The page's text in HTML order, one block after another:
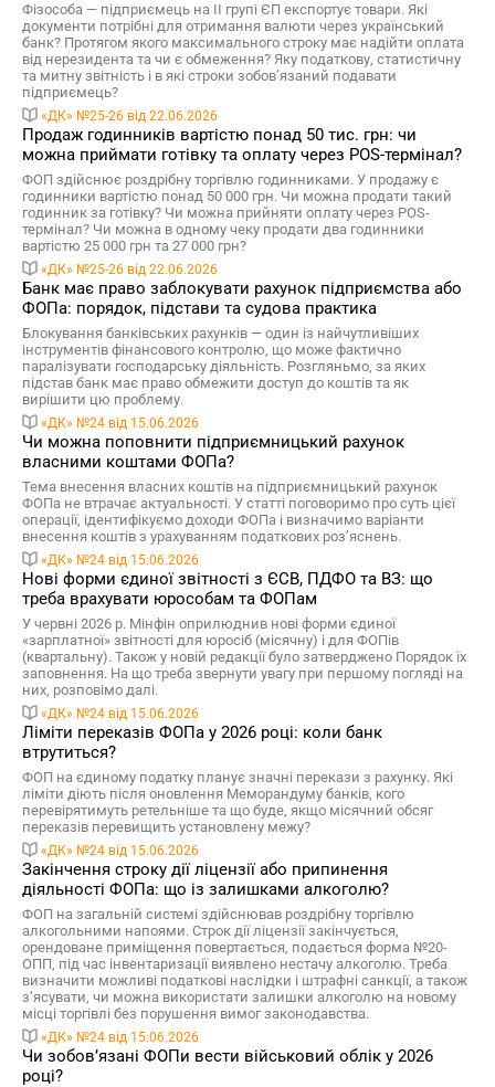
Фізособа — підприємець на ІІ групі ЄП експортує товари. Які
документи потрібні для отримання валюти через український
банк? Протягом якого максимального строку має надійти оплата
від нерезидента та чи є обмеження? Яку податкову, статистичну
та митну звітність і в які строки зобов’язаний подавати
підприємець?
«ДК» №25-26 від 22.06.2026
Продаж годинників вартістю понад 50 тис. грн: чи
можна приймати готівку та оплату через POS-термінал?
ФОП здійснює роздрібну торгівлю годинниками. У продажу є
годинники вартістю понад 50 000 грн. Чи можна продати такий
годинник за готівку? Чи можна прийняти оплату через POS-
термінал? Чи можна в одному чеку продати два годинники
вартістю 25 000 грн та 27 000 грн?
«ДК» №25-26 від 22.06.2026
Банк має право заблокувати рахунок підприємства або
ФОПа: порядок, підстави та судова практика
Блокування банківських рахунків — один із найчутливіших
інструментів фінансового контролю, що може фактично
паралізувати господарську діяльність. Розгляньмо, за яких
підстав банк має право обмежити доступ до коштів та як
вирішити цю проблему.
«ДК» №24 від 15.06.2026
Чи можна поповнити підприємницький рахунок
власними коштами ФОПа?
Тема внесення власних коштів на підприємницький рахунок
ФОПа не втрачає актуальності. У статті поговоримо про суть цієї
операції, ідентифікуємо доходи ФОПа і визначимо варіанти
внесення коштів з урахуванням податкових роз’яснень.
«ДК» №24 від 15.06.2026
Нові форми єдиної звітності з ЄСВ, ПДФО та ВЗ: що
треба врахувати юрособам та ФОПам
У червні 2026 р. Мінфін оприлюднив нові форми єдиної
«зарплатної» звітності для юросіб (місячну) і для ФОПів
(квартальну). Також у новій редакції було затверджено Порядок їх
заповнення. На що треба звернути увагу при першому погляді на
них, розповімо далі.
«ДК» №24 від 15.06.2026
Ліміти переказів ФОПа у 2026 році: коли банк
втрутиться?
ФОП на єдиному податку планує значні перекази з рахунку. Які
ліміти діють після оновлення Меморандуму банків, кого
перевірятимуть ретельніше та що буде, якщо місячний обсяг
переказів перевищить установлену межу?
«ДК» №24 від 15.06.2026
Закінчення строку дії ліцензії або припинення
діяльності ФОПа: що із залишками алкоголю?
ФОП на загальній системі здійснював роздрібну торгівлю
алкогольними напоями. Строк дії ліцензії закінчується,
орендоване приміщення повертається, подається форма №20-
ОПП, під час інвентаризації виявлено нестачу алкоголю. Треба
визначити можливі податкові наслідки і штрафні санкції, а також
з’ясувати, чи можна використати залишки алкоголю на новому
місці торгівлі без порушення вимог законодавства.
«ДК» №24 від 15.06.2026
Чи зобов’язані ФОПи вести військовий облік у 2026
році?